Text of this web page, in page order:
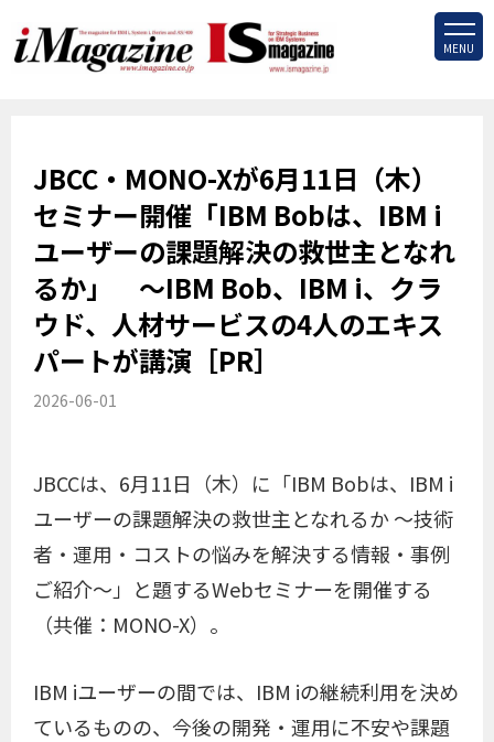
MENU
JBCC・MONO-Xが6月11日（木）
セミナー開催「IBM Bobは、IBM i
ユーザーの課題解決の救世主となれ
るか」 ～IBM Bob、IBM i、クラ
ウド、人材サービスの4人のエキス
パートが講演［PR］
2026-06-01
JBCCは、6月11日（木）に「IBM Bobは、IBM i
ユーザーの課題解決の救世主となれるか ～技術
者・運用・コストの悩みを解決する情報・事例
ご紹介～」と題するWebセミナーを開催する
（共催：MONO-X）。
IBM iユーザーの間では、IBM iの継続利用を決め
ているものの、今後の開発・運用に不安や課題